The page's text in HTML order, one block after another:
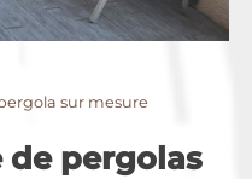
sur mesure
de pergolas